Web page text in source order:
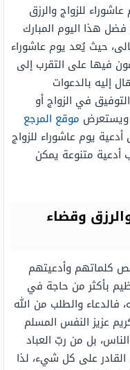
للزواج والرزق
هذا اليوم المبارك
حيث يُعد يوم عاشوراء
فيها على التقرب إلى
إليه بالدعوات
في الزواج أو
ويستعرض موقع المرجع
يوم عاشوراء للزواج
أدعية متنوعة يمكن
وقضاء
كلماتهم وأدعيتهم
بأكثر من حاجة في
والطلب من الله
عزيز النفس المسلم
بل من ربّ العباد
القادر على كل شيء، لذا